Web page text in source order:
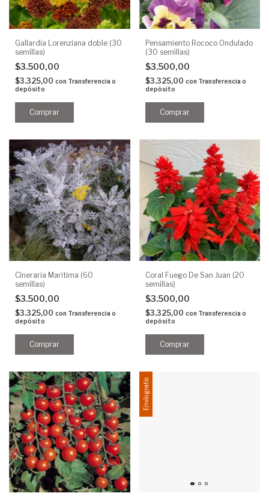
Gallardia Lorenziana doble (30
semillas)
$3.500,00
$3.325,00 con Transferencia o
depósito
Pensamiento Rococo Ondulado
(30 semillas)
$3.500,00
$3.325,00 con Transferencia o
depósito
Cineraria Maritima (60
semillas)
$3.500,00
$3.325,00 con Transferencia o
depósito
Coral Fuego De San Juan (20
semillas)
$3.500,00
$3.325,00 con Transferencia o
depósito
Envío gratis